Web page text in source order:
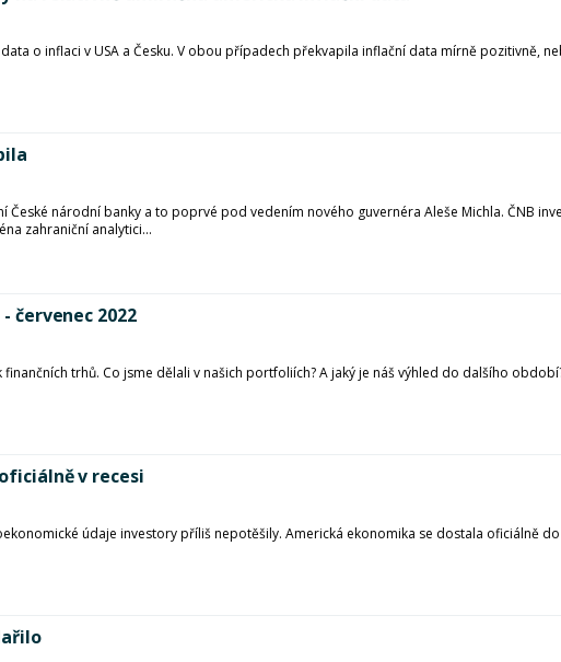
o inflaci v USA a Česku. V obou případech překvapila inflační data mírně
České národní banky a to poprvé pod vedením nového guvernéra Aleše Michla. ČNB
zahraniční analytici...
červenec 2022
trhů. Co jsme dělali v našich portfoliích? A jaký je náš výhled do dalšího
v recesi
údaje investory příliš nepotěšily. Americká ekonomika se dostala oficiálně